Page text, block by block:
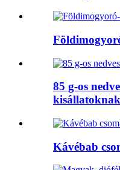
85 g-os
kisállatoknak
Kávébab